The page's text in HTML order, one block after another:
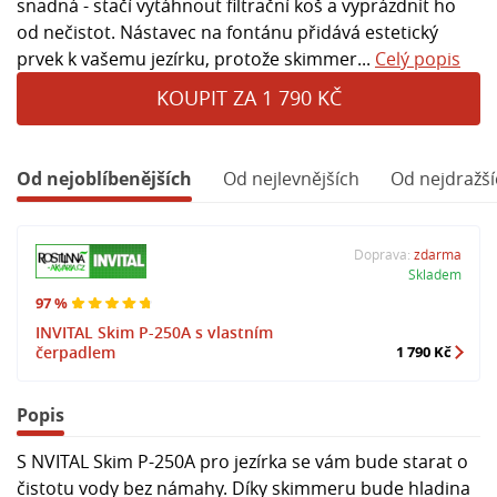
snadná - stačí vytáhnout filtrační koš a vyprázdnit ho
od nečistot. Nástavec na fontánu přidává estetický
prvek k vašemu jezírku, protože skimmer... Celý popis
KOUPIT ZA 1 790 KČ
Od nejoblíbenějších Od nejlevnějších Od
97 %
INVITAL Skim P-250A s vlastním
čerpadlem
Doprava: zdarma
Skladem
1 790 Kč
Popis
S NVITAL Skim P-250A pro jezírka se vám bude starat o
čistotu vody bez námahy. Díky skimmeru bude hladina